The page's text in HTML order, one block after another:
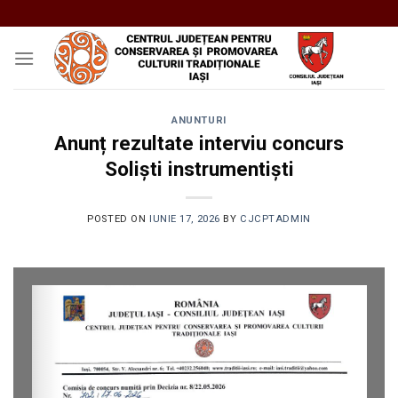
to
content
ANUNTURI
Anunț rezultate interviu concurs
Soliști instrumentiști
POSTED ON IUNIE 17, 2026 BY CJCPTADMIN